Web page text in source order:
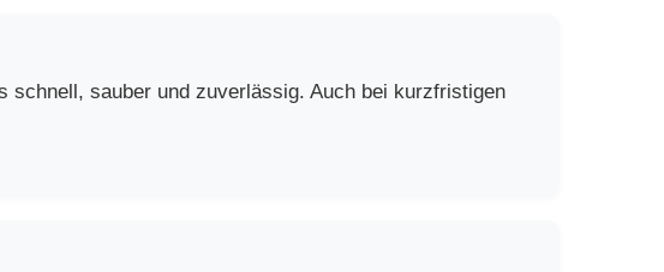
schnell, sauber und zuverlässig. Auch bei kurzfristigen